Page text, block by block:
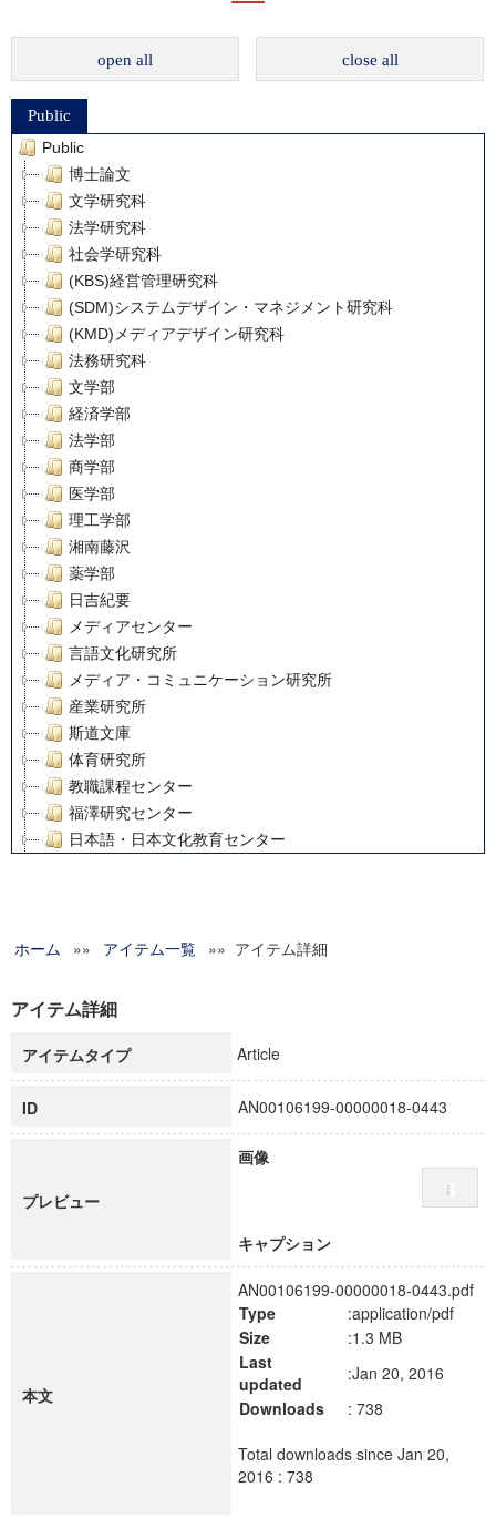
open all close all
Public
Public
博士論文
文学研究科
法学研究科
社会学研究科
(KBS)経営管理研究科
(SDM)システムデザイン・マネジメント研究科
(KMD)メディアデザイン研究科
法務研究科
文学部
経済学部
法学部
商学部
医学部
理工学部
湘南藤沢
薬学部
日吉紀要
メディアセンター
言語文化研究所
メディア・コミュニケーション研究所
産業研究所
斯道文庫
体育研究所
教職課程センター
福澤研究センター
日本語・日本文化教育センター
グローバルリサーチインスティテュート
科学研究費補助金研究成果報告書
慶應義塾大学グローバルCOEプログラム市民社会ガバナンス
慶應義塾大学グローバルCOEプログラム論理と感性の先端的
博士課程教育リーディングプログラム「超成熟社会発展のサ
学術雑誌掲載論文等(8)
ホーム »» アイテム一覧 »» アイテム詳細
アイテム詳細
アイテムタイプ Article
ID AN00106199-00000018-0443
プレビュー
画像
キャプション
本文
AN00106199-00000018-0443.pdf
Type
:application/pdf
Size
:1.3 MB
Last
updated
:Jan 20, 2016
Downloads
: 738
Total downloads since Jan 20,
2016 : 738